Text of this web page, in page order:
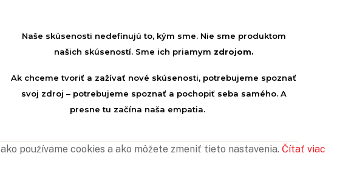
Naše skúsenosti nedefinujú to, kým sme. Nie sme produktom
našich skúseností. Sme ich priamym zdrojom.
Ak chceme tvoriť a zažívať nové skúsenosti, potrebujeme spoznať
svoj zdroj – potrebujeme spoznať a pochopiť seba samého. A
presne tu začína naša empatia.
používame cookies a ako môžete zmeniť tieto nastavenia. Čítať viac